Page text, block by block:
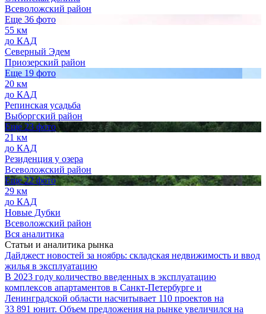
Всеволожский район
Еще 36 фото
55 км
до КАД
Северный Эдем
Приозерский район
Еще 19 фото
20 км
до КАД
Репинская усадьба
Выборгский район
Еще 23 фото
21 км
до КАД
Резиденция у озера
Всеволожский район
Еще 22 фото
29 км
до КАД
Новые Дубки
Всеволожский район
Вся аналитика
Статьи и аналитика рынка
Дайджест новостей за ноябрь: складская недвижимость и ввод
жилья в эксплуатацию
В 2023 году количество введенных в эксплуатацию
комплексов апартаментов в Санкт-Петербурге и
Ленинградской области насчитывает 110 проектов на
33 891 юнит. Объем предложения на рынке увеличился на